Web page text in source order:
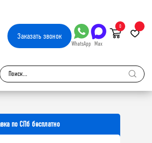
Заказатьзвонок
WhatsApp Max
0
по СПб бесплатно